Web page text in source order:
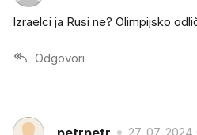
Izraelci ja Rusi ne? Olimpijsko
Odgovori
27. 07.